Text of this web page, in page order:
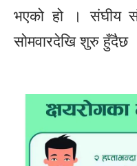
भएको हो । संघीय
सोमवारदेखि शुरु हुँदैछ